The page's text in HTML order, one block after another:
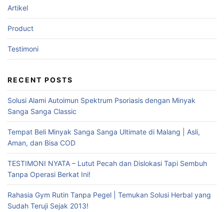
Artikel
Product
Testimoni
RECENT POSTS
Solusi Alami Autoimun Spektrum Psoriasis dengan Minyak
Sanga Sanga Classic
Tempat Beli Minyak Sanga Sanga Ultimate di Malang | Asli,
Aman, dan Bisa COD
TESTIMONI NYATA – Lutut Pecah dan Dislokasi Tapi Sembuh
Tanpa Operasi Berkat Ini!
Rahasia Gym Rutin Tanpa Pegel | Temukan Solusi Herbal yang
Sudah Teruji Sejak 2013!